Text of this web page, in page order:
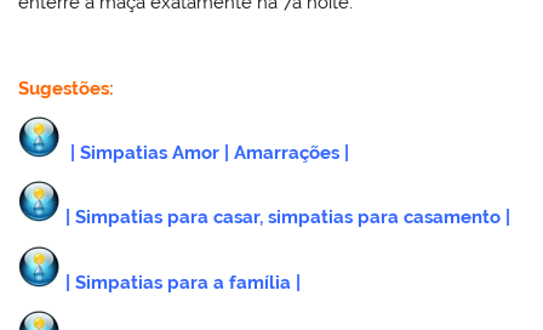
Sugestões:
|Simpatias Amor |Amarrações
|Simpatias para casar, simpatias para casamento
|Simpatias para a família